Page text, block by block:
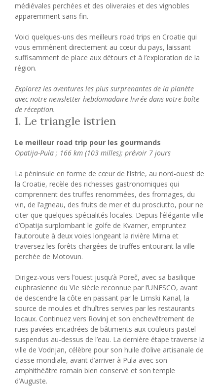
médiévales perchées et des oliveraies et des vignobles
apparemment sans fin.
Voici quelques-uns des meilleurs road trips en Croatie qui
vous emmènent directement au cœur du pays, laissant
suffisamment de place aux détours et à l’exploration de la
région.
Explorez les aventures les plus surprenantes de la planète
avec notre newsletter hebdomadaire livrée dans votre boîte
de réception.
1. Le triangle istrien
Le meilleur road trip pour les gourmands
Opatija-Pula ; 166 km (103 milles); prévoir 7 jours
La péninsule en forme de cœur de l’Istrie, au nord-ouest de
la Croatie, recèle des richesses gastronomiques qui
comprennent des truffes renommées, des fromages, du
vin, de l’agneau, des fruits de mer et du prosciutto, pour ne
citer que quelques spécialités locales. Depuis l’élégante ville
d’Opatija surplombant le golfe de Kvarner, empruntez
l’autoroute à deux voies longeant la rivière Mirna et
traversez les forêts chargées de truffes entourant la ville
perchée de Motovun.
Dirigez-vous vers l’ouest jusqu’à Poreč, avec sa basilique
euphrasienne du VIe siècle reconnue par l’UNESCO, avant
de descendre la côte en passant par le Limski Kanal, la
source de moules et d’huîtres servies par les restaurants
locaux. Continuez vers Rovinj et son enchevêtrement de
rues pavées encadrées de bâtiments aux couleurs pastel
suspendus au-dessus de l’eau. La dernière étape traverse la
ville de Vodnjan, célèbre pour son huile d’olive artisanale de
classe mondiale, avant d’arriver à Pula avec son
amphithéâtre romain bien conservé et son temple
d’Auguste.